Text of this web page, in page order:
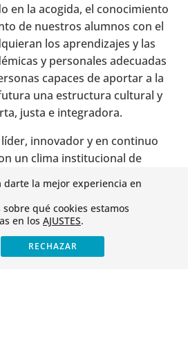
en la acogida, el conocimiento
de nuestros alumnos con el
los aprendizajes y las
y personales adecuadas
capaces de aportar a la
una estructura cultural y
justa e integradora.
innovador y en continuo
un clima institucional de
crítico y actuación reflexiva.
que afronta los retos
XXI., con un equipo de
desarrollo y formación.
darte la mejor experiencia en
qué cookies estamos
en los AJUSTES.
RECHAZAR